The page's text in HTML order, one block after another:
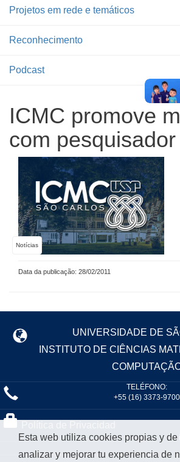
Projetos em rede e temáticos
Reconhecimento
Podcast
ICMC promove
com
Notícias
Data da publicação: 28/02/2011
UNIVERSIDADE DE
INSTITUTO DE CIÊNCIAS
TELÉFONO:
+55 (16) 3373-9700
Esta web utiliza cookies propias y de
analizar y mejorar tu experiencia de